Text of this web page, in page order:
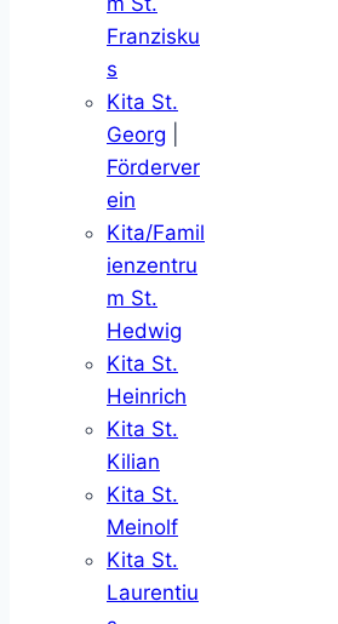
Franzisku
s
Kita St.
Georg
Förderver
ein
Kita/Famil
ienzentru
m St.
Hedwig
Kita St.
Heinrich
Kita St.
Kilian
Kita St.
Meinolf
Kita St.
Laurentiu